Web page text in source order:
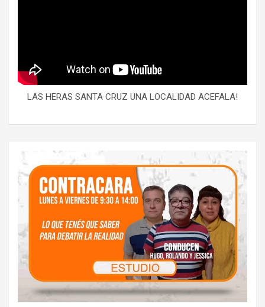
LAS HERAS SANTA CRUZ UNA LOCALIDAD ACEFALA!